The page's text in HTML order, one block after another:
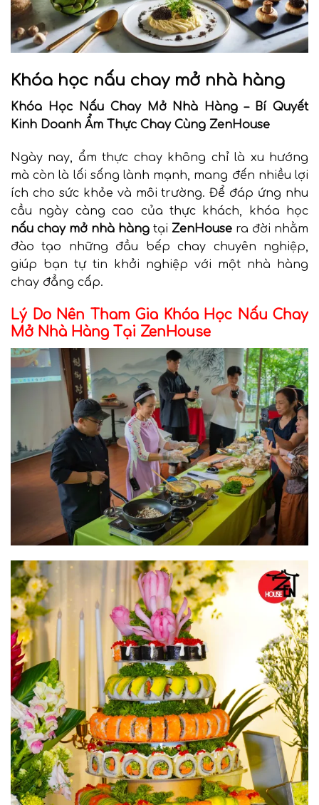
Khóa học nấu chay mở nhà hàng
Khóa Học Nấu Chay Mở Nhà Hàng – Bí Quyết
Kinh Doanh Ẩm Thực Chay Cùng ZenHouse
Ngày nay, ẩm thực chay không chỉ là xu hướng
mà còn là lối sống lành mạnh, mang đến nhiều lợi
ích cho sức khỏe và môi trường. Để đáp ứng nhu
cầu ngày càng cao của thực khách, khóa học
nấu chay mở nhà hàng tại ZenHouse ra đời nhằm
đào tạo những đầu bếp chay chuyên nghiệp,
giúp bạn tự tin khởi nghiệp với một nhà hàng
chay đẳng cấp.
Lý Do Nên Tham Gia Khóa Học Nấu Chay
Mở Nhà Hàng Tại ZenHouse